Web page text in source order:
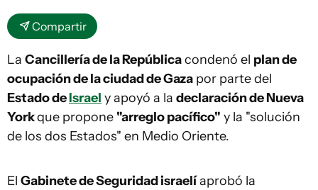
Compartir
La Cancillería de la Repúblicacondenó el plan de
ocupación de la ciudad de Gaza por parte del
Estado deIsrael y apoyó a la declaración de Nueva
Yorkque propone "arreglo pacífico" y la "solución
de los dos Estados" en Medio Oriente.
El Gabinete de Seguridad israelíaprobó la